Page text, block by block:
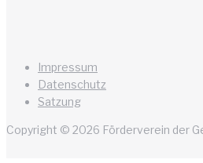
Impressum
Datenschutz
Satzung
Copyright © 2026 Förderverein der